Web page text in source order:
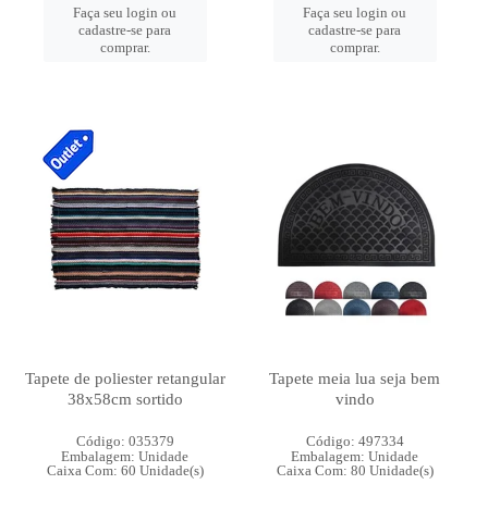
Faça seu login ou
cadastre-se para
comprar.
Faça seu login ou
cadastre-se para
comprar.
Tapete de poliester retangular
38x58cm sortido
Código: 035379
Embalagem: Unidade
Caixa Com: 60 Unidade(s)
Tapete meia lua seja bem
vindo
Código: 497334
Embalagem: Unidade
Caixa Com: 80 Unidade(s)